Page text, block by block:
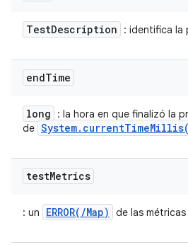
TestDescription : identifica la
endTime
long
: la hora en que finalizó la
de System. currentTimeMillis(
testMetrics
: un ERROR(/Map) de las